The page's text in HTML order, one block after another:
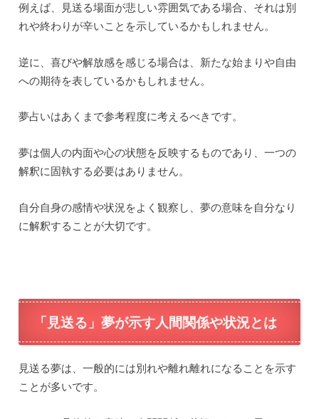
例えば、見送る場面が悲しい雰囲気である場合、それは別
れや終わりが辛いことを示しているかもしれません。
逆に、喜びや解放感を感じる場合は、新たな始まりや自由
への期待を表しているかもしれません。
夢占いはあくまで参考程度に考えるべきです。
夢は個人の内面や心の状態を反映するものであり、一つの
解釈に固執する必要はありません。
自分自身の感情や状況をよく観察し、夢の意味を自分なり
に解釈することが大切です。
「見送る」夢が示す人間関係や状況とは
見送る夢は、一般的には別れや離れ離れになることを示す
ことが多いです。